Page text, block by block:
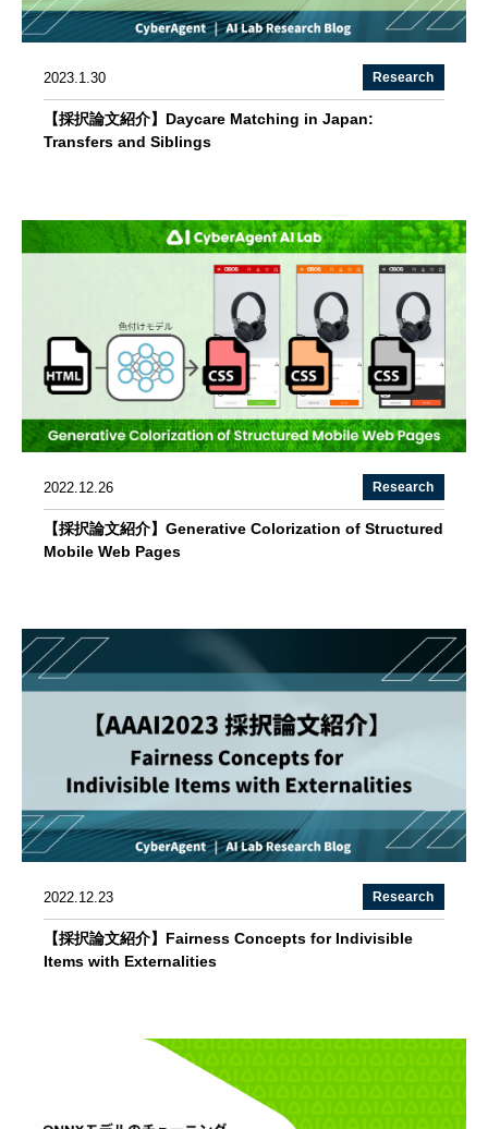
2023.1.30 Research
【採択論文紹介】Daycare Matching in Japan:
Transfers and Siblings
2022.12.26 Research
【採択論文紹介】Generative Colorization of Structured
Mobile Web Pages
2022.12.23 Research
【採択論文紹介】Fairness Concepts for Indivisible
Items with Externalities